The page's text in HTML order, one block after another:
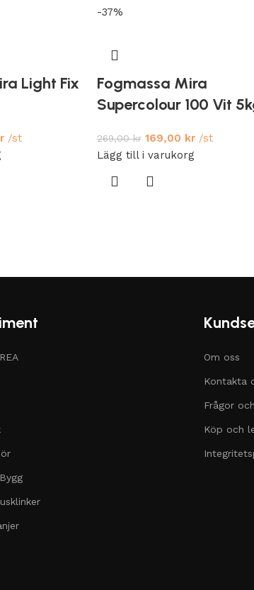
Light Fix
/st
-37%
Fogmassa Mira
Supercolour 100 Vit
269,00kr 169,00 kr/st
Lägg till i varukorg
Om oss
Kontakta
Frågor
Köp och